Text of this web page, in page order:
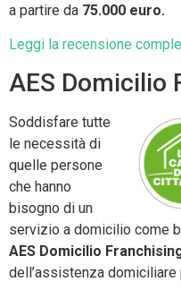
a partire da 75.000 euro.
Leggi la recensione
AES Domicilio
Soddisfare tutte
le necessità di
quelle persone
che hanno
bisogno di un
servizio a domicilio come
AES Domicilio
dell’assistenza domiciliare